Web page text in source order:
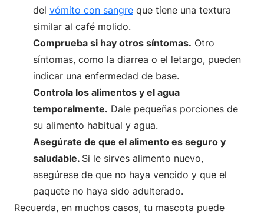
del vómito con sangre que tiene una textura
similar al café molido.
Comprueba si hay otros síntomas. Otro
síntomas, como la diarrea o el letargo, pueden
indicar una enfermedad de base.
Controla los alimentos y el agua
temporalmente. Dale pequeñas porciones de
su alimento habitual y agua.
Asegúrate de que el alimento es seguro y
saludable. Si le sirves alimento nuevo,
asegúrese de que no haya vencido y que el
paquete no haya sido adulterado.
Recuerda, en muchos casos, tu mascota puede